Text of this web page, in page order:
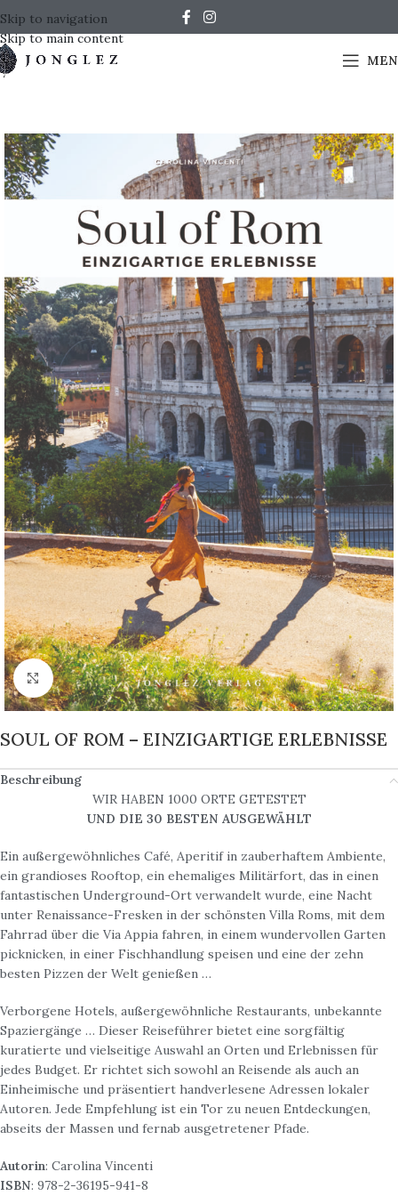
Skip to navigation
Skip to main content
Click to enlarge
SOUL OF ROM – EINZIGARTIGE ERLEBNISSE
Beschreibung
WIR HABEN 1000 ORTE GETESTET
UND DIE 30 BESTEN AUSGEWÄHLT
Ein außergewöhnliches Café, Aperitif in zauberhaftem Ambiente,
ein grandioses Rooftop, ein ehemaliges Militärfort, das in einen
fantastischen Underground-Ort verwandelt wurde, eine Nacht
unter Renaissance-Fresken in der schönsten Villa Roms, mit dem
Fahrrad über die Via Appia fahren, in einem wundervollen Garten
picknicken, in einer Fischhandlung speisen und eine der zehn
besten Pizzen der Welt genießen …
Verborgene Hotels, außergewöhnliche Restaurants, unbekannte
Spaziergänge … Dieser Reiseführer bietet eine sorgfältig
kuratierte und vielseitige Auswahl an Orten und Erlebnissen für
jedes Budget. Er richtet sich sowohl an Reisende als auch an
Einheimische und präsentiert handverlesene Adressen lokaler
Autoren. Jede Empfehlung ist ein Tor zu neuen Entdeckungen,
abseits der Massen und fernab ausgetretener Pfade.
Autorin: Carolina Vincenti
ISBN: 978-2-36195-941-8